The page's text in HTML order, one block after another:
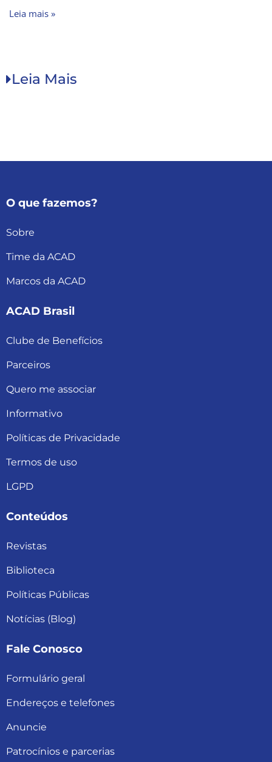
Leia mais »
Leia Mais
O que fazemos?
Sobre
Time da ACAD
Marcos da ACAD
ACAD Brasil
Clube de Benefícios
Parceiros
Quero me associar
Informativo
Políticas de Privacidade
Termos de uso
LGPD
Conteúdos
Revistas
Biblioteca
Políticas Públicas
Notícias (Blog)
Fale Conosco
Formulário geral
Endereços e telefones
Anuncie
Patrocínios e parcerias